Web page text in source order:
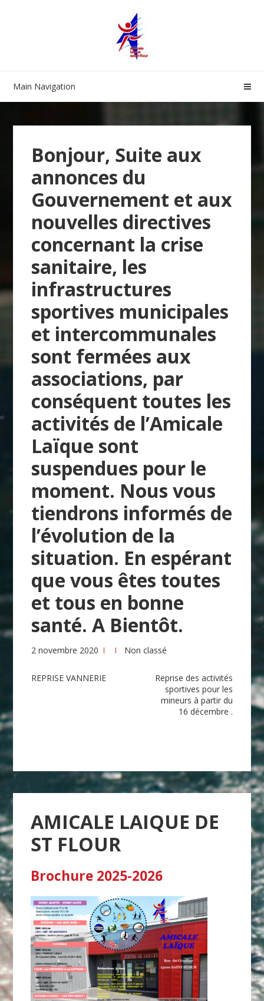
Main Navigation
Bonjour, Suite aux
annonces du
Gouvernement et aux
nouvelles directives
concernant la crise
sanitaire, les
infrastructures
sportives municipales
et intercommunales
sont fermées aux
associations, par
conséquent toutes les
activités de l’Amicale
Laïque sont
suspendues pour le
moment. Nous vous
tiendrons informés de
l’évolution de la
situation. En espérant
que vous êtes toutes
et tous en bonne
santé. A Bientôt.
2 novembre 2020 Non classé
Navigation
REPRISE VANNERIE
Reprise des activités
sportives pour les
mineurs à partir du
16 décembre .
AMICALE LAIQUE DE
ST FLOUR
Brochure 2025-2026